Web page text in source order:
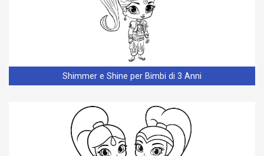
Shimmer e Shine per Bimbi di 3 Anni